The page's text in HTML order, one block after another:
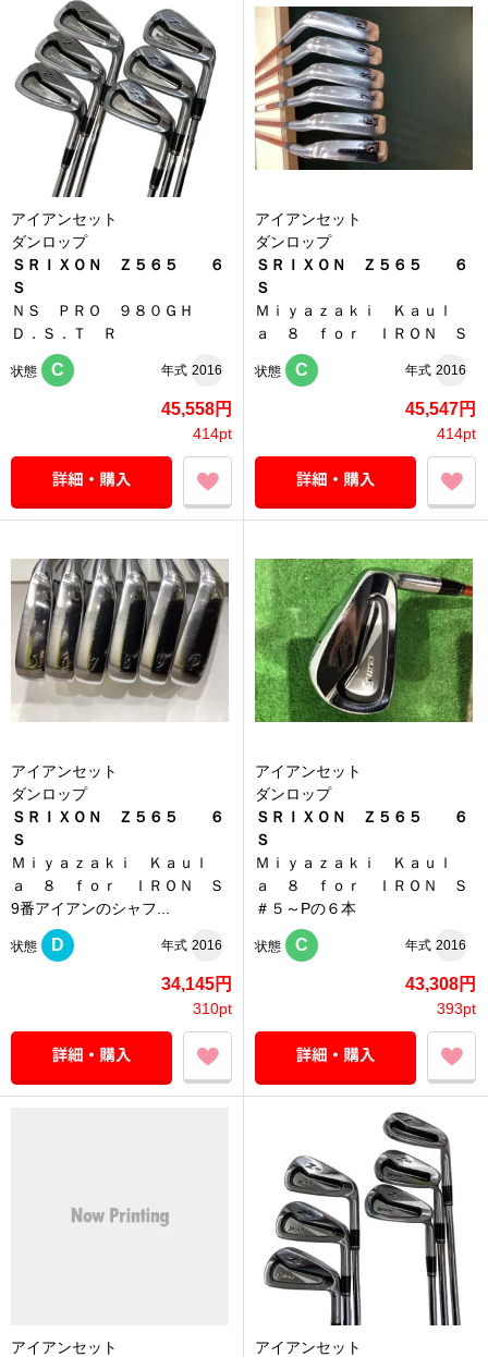
アイアンセット
ダンロップ
ＳＲＩＸＯＮ Ｚ５６５ ６
Ｓ
ＮＳ ＰＲＯ ９８０ＧＨ
Ｄ．Ｓ．Ｔ Ｒ
状態 C 年式 2016
45,558円
414pt
アイアンセット
ダンロップ
ＳＲＩＸＯＮ Ｚ５６５ ６
Ｓ
Ｍｉｙａｚａｋｉ Ｋａｕｌ
ａ ８ ｆｏｒ ＩＲＯＮ Ｓ
状態 C 年式 2016
45,547円
414pt
アイアンセット
ダンロップ
ＳＲＩＸＯＮ Ｚ５６５ ６
Ｓ
Ｍｉｙａｚａｋｉ Ｋａｕｌ
ａ ８ ｆｏｒ ＩＲＯＮ Ｓ
9番アイアンのシャフ...
状態 D 年式 2016
34,145円
310pt
アイアンセット
ダンロップ
ＳＲＩＸＯＮ Ｚ５６５ ６
Ｓ
Ｍｉｙａｚａｋｉ Ｋａｕｌ
ａ ８ ｆｏｒ ＩＲＯＮ Ｓ
＃５～Pの６本
状態 C 年式 2016
43,308円
393pt
アイアンセット
アイアンセット